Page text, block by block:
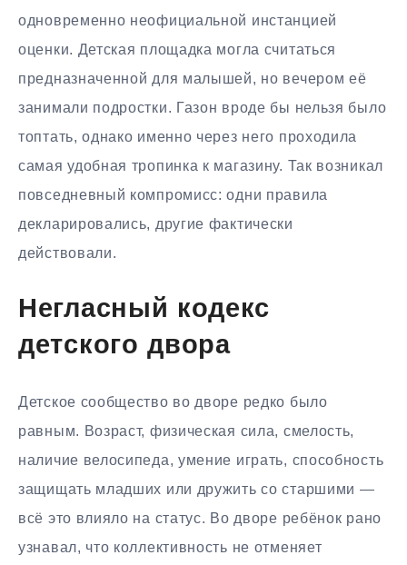
одновременно неофициальной инстанцией
оценки. Детская площадка могла считаться
предназначенной для малышей, но вечером её
занимали подростки. Газон вроде бы нельзя было
топтать, однако именно через него проходила
самая удобная тропинка к магазину. Так возникал
повседневный компромисс: одни правила
декларировались, другие фактически
действовали.
Негласный кодекс
детского двора
Детское сообщество во дворе редко было
равным. Возраст, физическая сила, смелость,
наличие велосипеда, умение играть, способность
защищать младших или дружить со старшими —
всё это влияло на статус. Во дворе ребёнок рано
узнавал, что коллективность не отменяет